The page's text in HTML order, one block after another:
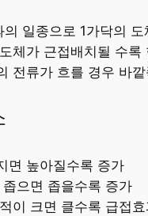
의 일종으로 1가닥의
체가 근접배치될 수록
전류가 흐를 경우 바
면 높아질수록 증가
으면 좁을수록 증가
이 크면 클수록 급접